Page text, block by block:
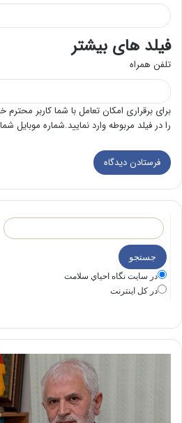
فیلد های بیشتر
تلفن همراه
برای برقراری امکان تعامل با شما کاربر
را در فیلد مربوطه وارد نمایید.شماره
در سايت نگاه احياي سلامت
در كل اينترنت